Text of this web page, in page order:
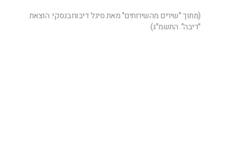
(מתוך "שירים מהשירותים" מאת סיגל דיבוחבנסקי. הוצאת
"דיבה". התשמ"ג)